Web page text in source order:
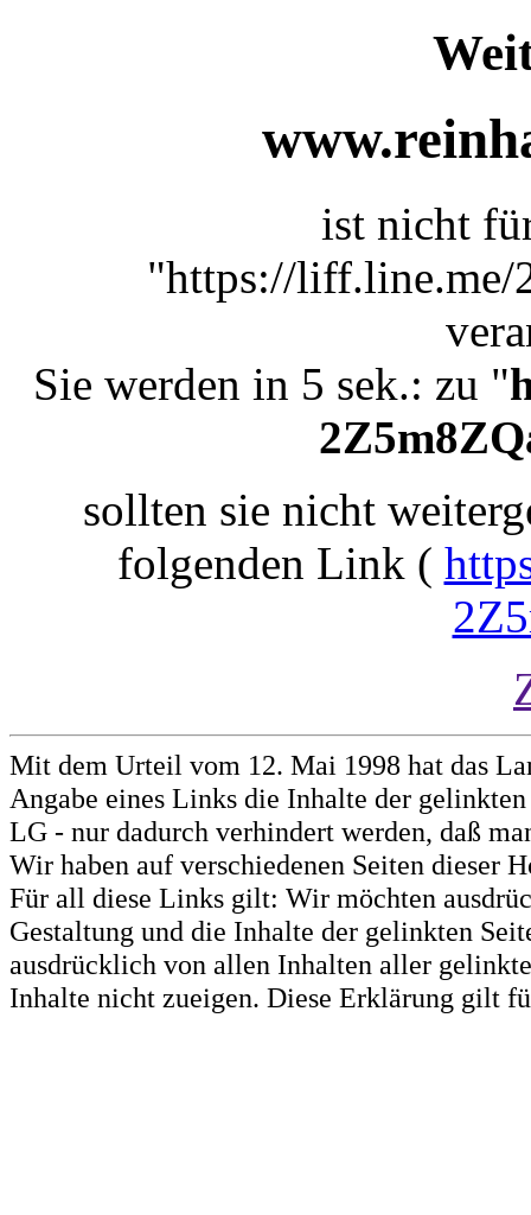
ist nicht
"https://liff.line.me/
Sie werden in 5 sek.: zu "
sollten sie nicht
folgenden Link (
Mit dem Urteil vom 12. Mai 1998 hat das
Angabe eines Links die Inhalte der
LG - nur dadurch verhindert werden, daß
Wir haben auf verschiedenen Seiten dieser
Für all diese Links gilt: Wir möchten
Gestaltung und die Inhalte der gelinkten
ausdrücklich von allen Inhalten aller
Inhalte nicht zueigen. Diese Erklärung gilt